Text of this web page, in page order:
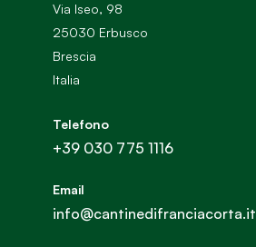
Via Iseo, 98
25030 Erbusco
Brescia
Italia
Telefono
+39 030 775 1116
Email
info@cantinedifranciacorta.it